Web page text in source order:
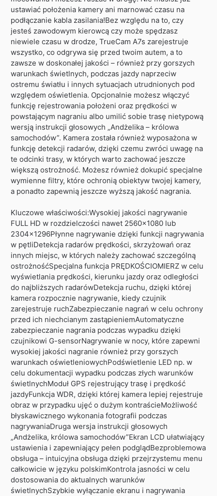
ustawiać położenia kamery ani marnować czasu na
podłączanie kabla zasilania!Bez względu na to, czy
jesteś zawodowym kierowcą czy może spędzasz
niewiele czasu w drodze, TrueCam A7s zarejestruje
wszystko, co odgrywa się przed twoim autem, a to
zawsze w doskonałej jakości – również przy gorszych
warunkach świetlnych, podczas jazdy naprzeciw
ostremu światłu i innych sytuacjach utrudnionych pod
względem oświetlenia. Opcjonalnie możesz włączyć
funkcję rejestrowania położeni oraz prędkości w
powstającym nagraniu albo umilić sobie trasę nietypową
wersją instrukcji głosowych „Andżelika – królowa
samochodów”. Kamera została również wyposażona w
funkcję detekcji radarów, dzięki czemu zwróci uwagę na
te odcinki trasy, w których warto zachować jeszcze
większą ostrożność. Możesz również dokupić specjalne
wymienne filtry, które ochronią obiektyw twojej kamery,
a ponadto zapewnią jeszcze wyższą jakość nagrania.
Kluczowe właściwości:Wysokiej jakości nagrywanie
FULL HD w rozdzielczości nawet 2560×1080 lub
2304x1296Płynne nagrywanie dzięki funkcji nagrywania
w pętliDetekcja radarów prędkości, skrzyżowań oraz
innych miejsc, w których należy zachować szczególną
ostrożnośćSpecjalna funkcja PRĘDKOŚCIOMIERZ w celu
wyświetlania prędkości, kierunku jazdy oraz odległości
do najbliższych radarówDetekcja ruchu, dzięki której
kamera rozpocznie nagrywanie, kiedy czujnik
zarejestruje ruchZabezpieczanie nagrań w celu ochrony
przed ich niechcianym zastąpieniemAutomatyczne
zabezpieczanie nagrania podczas wypadku dzięki
czujnikowi G-sensorNagrywanie w nocy, które zapewni
wysokiej jakości nagranie również przy gorszych
warunkach oświetleniowychPodświetlenie LED np. w
celu dokumentacji wypadku podczas złych warunków
świetlnychModuł GPS rejestrujący trasę i prędkość
jazdyFunkcja WDR, dzięki której kamera lepiej rejestruje
obraz w przypadku ujęć o dużym kontraścieMożliwość
błyskawicznego wykonania fotografii podczas
nagrywaniaDruga wersja instrukcji głosowych
„Andżelika, królowa samochodów”Ekran LCD ułatwiający
ustawienia i zapewniający pełen podglądBezproblemowa
obsługa – intuicyjna obsługa dzięki przejrzystemu menu
całkowicie w języku polskimKontrola jasności w celu
dostosowania do aktualnych warunków
świetlnychSzybkie wyłączanie ekranu i nagrywania